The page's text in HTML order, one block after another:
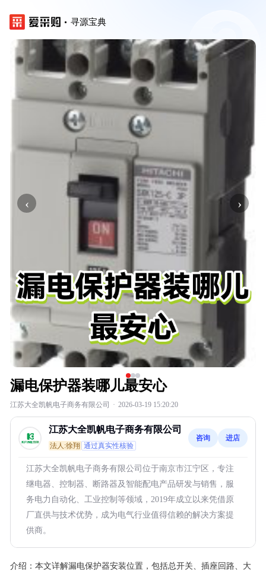
寻源宝典
‹ ›
漏电保护器装哪儿最安心
江苏大全凯帆电子商务有限公司 · 2026-03-19 15:20:20
江苏大全凯帆电子商务有限公司
法人:徐翔 通过真实性核验
咨询 进店
江苏大全凯帆电子商务有限公司位于南京市江宁区，专注
继电器、控制器、断路器及智能配电产品研发与销售，服
务电力自动化、工业控制等领域，2019年成立以来凭借原
厂直供与技术优势，成为电气行业值得信赖的解决方案提
供商。
介绍： 本文详解漏电保护器安装位置，包括总开关、插座回路、大